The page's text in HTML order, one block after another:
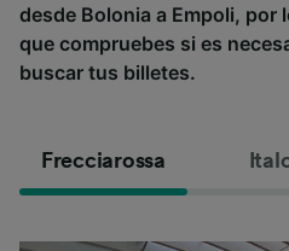
desde Bolonia a Empoli, por
que compruebes si es
buscar tus billetes.
Frecciarossa